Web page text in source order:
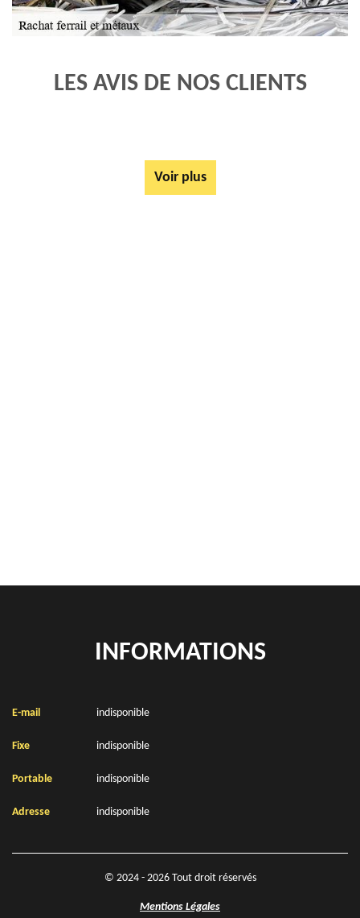
LES AVIS DE NOS CLIENTS
Voir plus
INFORMATIONS
E-mail indisponible
Fixe indisponible
Portable indisponible
Adresse indisponible
© 2024 - 2026 Tout droit réservés
Mentions Légales